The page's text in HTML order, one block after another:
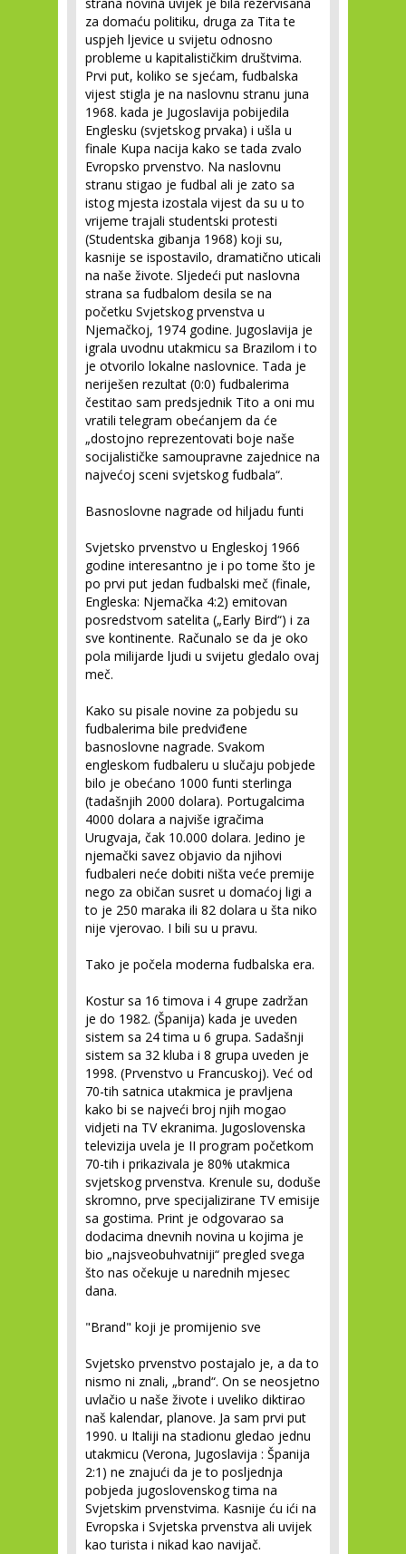
za domaću politiku, druga za Tita te
uspjeh ljevice u svijetu odnosno
probleme u kapitalističkim društvima.
Prvi put, koliko se sjećam, fudbalska
vijest stigla je na naslovnu stranu juna
1968. kada je Jugoslavija pobijedila
Englesku (svjetskog prvaka) i ušla u
finale Kupa nacija kako se tada zvalo
Evropsko prvenstvo. Na naslovnu
stranu stigao je fudbal ali je zato sa
istog mjesta izostala vijest da su u to
vrijeme trajali studentski protesti
(Studentska gibanja 1968) koji su,
kasnije se ispostavilo, dramatično uticali
na naše živote. Sljedeći put naslovna
strana sa fudbalom desila se na
početku Svjetskog prvenstva u
Njemačkoj, 1974 godine. Jugoslavija je
igrala uvodnu utakmicu sa Brazilom i to
je otvorilo lokalne naslovnice. Tada je
neriješen rezultat (0:0) fudbalerima
čestitao sam predsjednik Tito a oni mu
vratili telegram obećanjem da će
„dostojno reprezentovati boje naše
socijalističke samoupravne zajednice na
najvećoj sceni svjetskog fudbala“.
Basnoslovne nagrade od hiljadu funti
Svjetsko prvenstvo u Engleskoj 1966
godine interesantno je i po tome što je
po prvi put jedan fudbalski meč (finale,
Engleska: Njemačka 4:2) emitovan
posredstvom satelita („Early Bird“) i za
sve kontinente. Računalo se da je oko
pola milijarde ljudi u svijetu gledalo ovaj
meč.
Kako su pisale novine za pobjedu su
fudbalerima bile predviđene
basnoslovne nagrade. Svakom
engleskom fudbaleru u slučaju pobjede
bilo je obećano 1000 funti sterlinga
(tadašnjih 2000 dolara). Portugalcima
4000 dolara a najviše igračima
Urugvaja, čak 10.000 dolara. Jedino je
njemački savez objavio da njihovi
fudbaleri neće dobiti ništa veće premije
nego za običan susret u domaćoj ligi a
to je 250 maraka ili 82 dolara u šta niko
nije vjerovao. I bili su u pravu.
Tako je počela moderna fudbalska era.
Kostur sa 16 timova i 4 grupe zadržan
je do 1982. (Španija) kada je uveden
sistem sa 24 tima u 6 grupa. Sadašnji
sistem sa 32 kluba i 8 grupa uveden je
1998. (Prvenstvo u Francuskoj). Već od
70-tih satnica utakmica je pravljena
kako bi se najveći broj njih mogao
vidjeti na TV ekranima. Jugoslovenska
televizija uvela je II program početkom
70-tih i prikazivala je 80% utakmica
svjetskog prvenstva. Krenule su, doduše
skromno, prve specijalizirane TV emisije
sa gostima. Print je odgovarao sa
dodacima dnevnih novina u kojima je
bio „najsveobuhvatniji“ pregled svega
što nas očekuje u narednih mjesec
dana.
"Brand" koji je promijenio sve
Svjetsko prvenstvo postajalo je, a da to
nismo ni znali, „brand“. On se neosjetno
uvlačio u naše živote i uveliko diktirao
naš kalendar, planove. Ja sam prvi put
1990. u Italiji na stadionu gledao jednu
utakmicu (Verona, Jugoslavija : Španija
2:1) ne znajući da je to posljednja
pobjeda jugoslovenskog tima na
Svjetskim prvenstvima. Kasnije ću ići na
Evropska i Svjetska prvenstva ali uvijek
kao turista i nikad kao navijač.